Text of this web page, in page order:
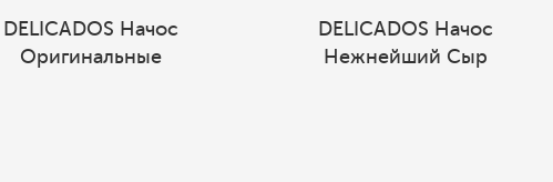
DELICADOS Начос
Оригинальные
DELICADOS Начос
Нежнейший Сыр